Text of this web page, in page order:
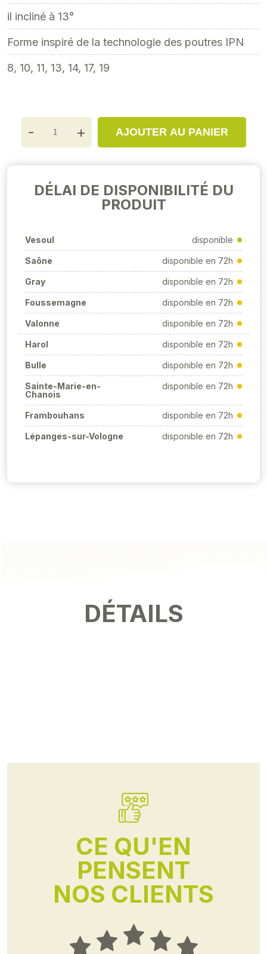
il incliné à 13°
Forme inspiré de la technologie des poutres IPN
8, 10, 11, 13, 14, 17, 19
- + AJOUTER AU PANIER
DÉLAI DE DISPONIBILITÉ DU
PRODUIT
Vesoul disponible
Saône disponible en 72h
Gray disponible en 72h
Foussemagne disponible en 72h
Valonne disponible en 72h
Harol disponible en 72h
Bulle disponible en 72h
Sainte-Marie-en-
Chanois
disponible en 72h
Frambouhans disponible en 72h
Lépanges-sur-Vologne disponible en 72h
DÉTAILS
CE QU'EN
PENSENT
NOS CLIENTS